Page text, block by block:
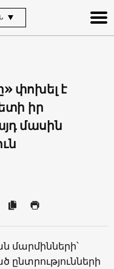
փոխել է
իր
մասին
մարմինների՝
ընտրությունների